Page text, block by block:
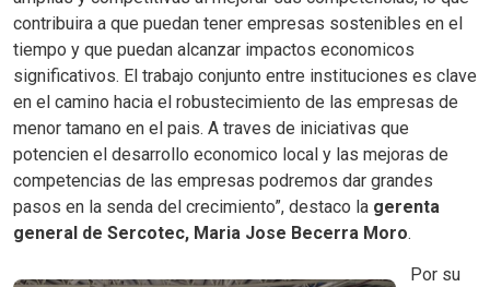
contribuira a que puedan tener empresas sostenibles en el
tiempo y que puedan alcanzar impactos economicos
significativos. El trabajo conjunto entre instituciones es clave
en el camino hacia el robustecimiento de las empresas de
menor tamano en el pais. A traves de iniciativas que
potencien el desarrollo economico local y las mejoras de
competencias de las empresas podremos dar grandes
pasos en la senda del crecimiento”, destaco la gerenta
general de Sercotec, Maria Jose Becerra Moro.
Por su